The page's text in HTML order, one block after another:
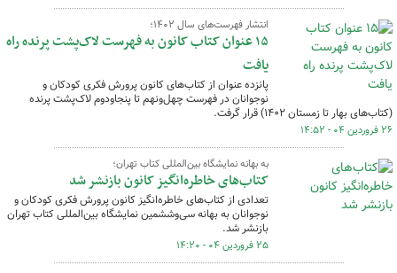
انتشار فهرست‌های سال ۱۴۰۲؛
۱۵ عنوان کتاب کانون به فهرست لاک‌پشت پرنده راه
یافت
پانزده عنوان از کتاب‌های کانون پرورش فکری کودکان و
نوجوانان در فهرست چهل‌ونهم تا پنجاودوم لاک‌پشت پرنده
(کتاب‌های بهار تا زمستان ۱۴۰۲) قرار گرفت.
۲۶ فروردین ۰۴ - ۱۴:۵۲
به بهانه نمایشگاه بین‌المللی کتاب تهران؛
کتاب‌های خاطره‌انگیز کانون بازنشر شد
تعدادی از کتاب‌های خاطره‌انگیز کانون پرورش فکری کودکان و
نوجوانان به بهانه سی‌وششمین نمایشگاه بین‌المللی کتاب تهران
بازنشر شد.
۲۵ فروردین ۰۴ - ۱۴:۲۰